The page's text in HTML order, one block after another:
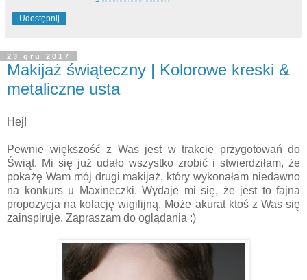
Udostępnij
23 gru 2017
Makijaż świąteczny | Kolorowe kreski &
metaliczne usta
Hej!
Pewnie większość z Was jest w trakcie przygotowań do
Świąt. Mi się już udało wszystko zrobić i stwierdziłam, że
pokażę Wam mój drugi makijaż, który wykonałam niedawno
na konkurs u Maxineczki. Wydaje mi się, że jest to fajna
propozycja na kolację wigilijną. Może akurat ktoś z Was się
zainspiruje. Zapraszam do oglądania :)